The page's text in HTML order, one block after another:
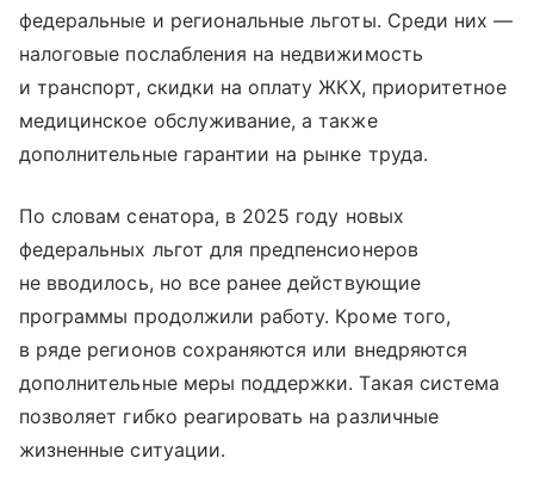
федеральные и региональные льготы. Среди них —
налоговые послабления на недвижимость
и транспорт, скидки на оплату ЖКХ, приоритетное
медицинское обслуживание, а также
дополнительные гарантии на рынке труда.
По словам сенатора, в 2025 году новых
федеральных льгот для предпенсионеров
не вводилось, но все ранее действующие
программы продолжили работу. Кроме того,
в ряде регионов сохраняются или внедряются
дополнительные меры поддержки. Такая система
позволяет гибко реагировать на различные
жизненные ситуации.